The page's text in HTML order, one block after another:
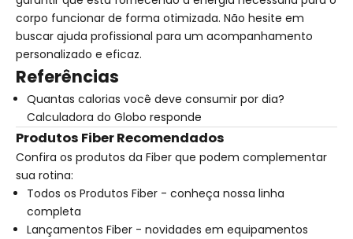
corpo funcionar de forma otimizada. Não hesite em
buscar ajuda profissional para um acompanhamento
personalizado e eficaz.
Referências
Quantas calorias você deve consumir por dia?
Calculadora do Globo responde
Produtos Fiber Recomendados
Confira os produtos da Fiber que podem complementar
sua rotina:
Todos os Produtos Fiber - conheça nossa linha
completa
Lançamentos Fiber - novidades em equipamentos